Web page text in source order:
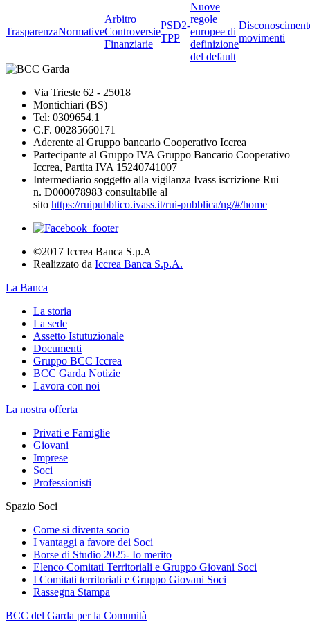
TrasparenzaNormative
Arbitro
Controversie
Finanziarie
PSD2-
TPP
Nuove
regole
europee di
definizione
del default
movimenti
Via Trieste 62 - 25018
Montichiari (BS)
Tel: 0309654.1
C.F. 00285660171
Aderente al Gruppo bancario Cooperativo Iccrea
Partecipante al Gruppo IVA Gruppo Bancario Cooperativo
Iccrea, Partita IVA 15240741007
Intermediario soggetto alla vigilanza Ivass iscrizione Rui
n. D000078983 consultabile al
sito https://ruipubblico.ivass.it/rui-pubblica/ng/#/home
©2017 Iccrea Banca S.p.A
Realizzato da Iccrea Banca S.p.A.
La Banca
La storia
La sede
Assetto Istutuzionale
Documenti
Gruppo BCC Iccrea
BCC Garda Notizie
Lavora con noi
La nostra offerta
Privati e Famiglie
Giovani
Imprese
Soci
Professionisti
Spazio Soci
Come si diventa socio
I vantaggi a favore dei Soci
Borse di Studio 2025- Io merito
Elenco Comitati Territoriali e Gruppo Giovani Soci
I Comitati territoriali e Gruppo Giovani Soci
Rassegna Stampa
BCC del Garda per la Comunità